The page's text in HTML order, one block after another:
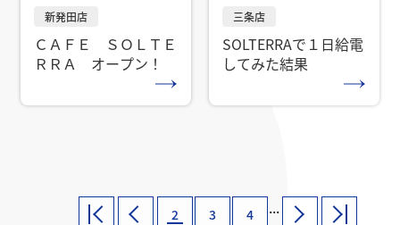
ＣＡＦＥ ＳＯＬＴＥ
ＲＲＡ オープン！
SOLTERRAで１日給電
してみた結果
2 3 4 ...